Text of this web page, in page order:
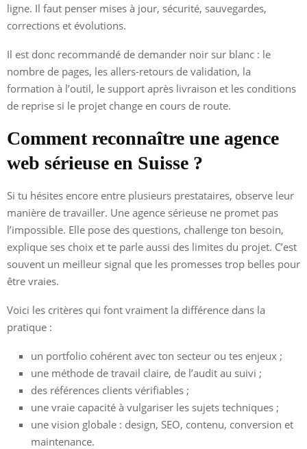
ligne. Il faut penser mises à jour, sécurité, sauvegardes,
corrections et évolutions.
Il est donc recommandé de demander noir sur blanc : le
nombre de pages, les allers-retours de validation, la
formation à l’outil, le support après livraison et les conditions
de reprise si le projet change en cours de route.
Comment reconnaître une agence
web sérieuse en Suisse ?
Si tu hésites encore entre plusieurs prestataires, observe leur
manière de travailler. Une agence sérieuse ne promet pas
l’impossible. Elle pose des questions, challenge ton besoin,
explique ses choix et te parle aussi des limites du projet. C’est
souvent un meilleur signal que les promesses trop belles pour
être vraies.
Voici les critères qui font vraiment la différence dans la
pratique :
un portfolio cohérent avec ton secteur ou tes enjeux ;
une méthode de travail claire, de l’audit au suivi ;
des références clients vérifiables ;
une vraie capacité à vulgariser les sujets techniques ;
une vision globale : design, SEO, contenu, conversion et
maintenance.